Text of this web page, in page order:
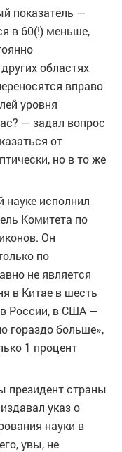
показатель —
в 60(!) меньше,
областях
вправо
уровня
— задал вопрос
от
но в то же
науке исполнил
Комитета по
Он
по
не является
в Китае в шесть
в России, в США —
гораздо больше»,
1 процент
президент страны
указ о
науки в
увы, не